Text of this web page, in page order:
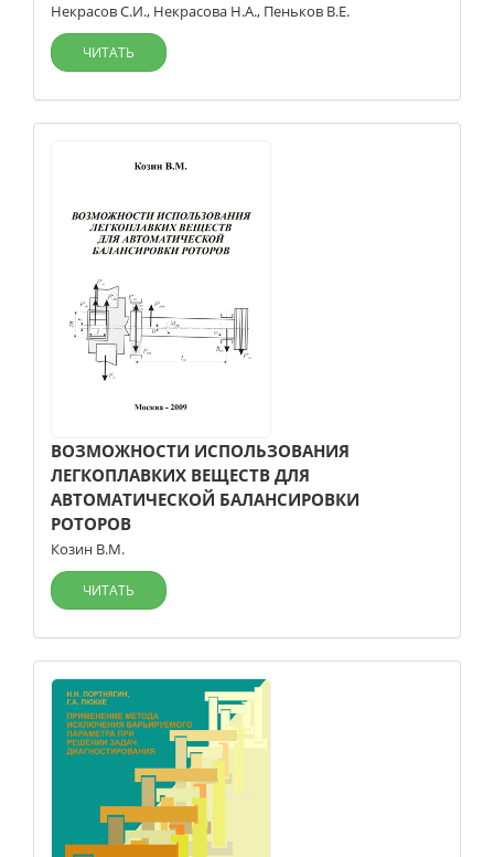
Некрасов С.И., Некрасова Н.А., Пеньков В.Е.
ЧИТАТЬ
ВОЗМОЖНОСТИ ИСПОЛЬЗОВАНИЯ
ЛЕГКОПЛАВКИХ ВЕЩЕСТВ ДЛЯ
АВТОМАТИЧЕСКОЙ БАЛАНСИРОВКИ
РОТОРОВ
Козин В.М.
ЧИТАТЬ